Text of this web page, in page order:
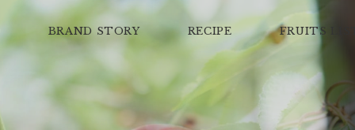
BRAND STORY RECIPE FRUITS LIST